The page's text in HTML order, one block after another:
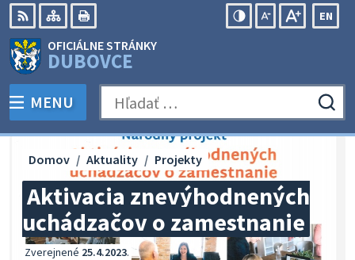
Preskočiť
na
obsah
RSS Mapa
EN
OFICIÁLNE STRÁNKY
DUBOVCE
PREPNÚŤ
MENU Hľadať:
Aktivacia znevýhodnených
uchádzačov o zamestnanie
Domov Aktuality Projekty
Zverejnené 25.4.2023.